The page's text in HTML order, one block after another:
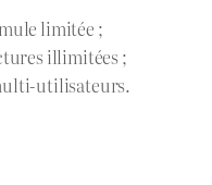
limitée ;
illimitées ;
utilisateurs.